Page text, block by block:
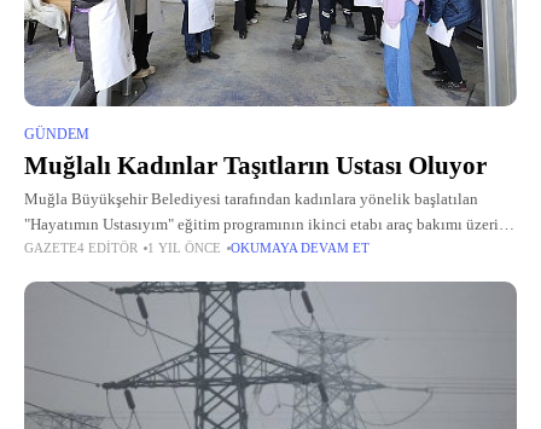
GÜNDEM
Muğlalı Kadınlar Taşıtların Ustası Oluyor
Muğla Büyükşehir Belediyesi tarafından kadınlara yönelik başlatılan
"Hayatımın Ustasıyım" eğitim programının ikinci etabı araç bakımı üzerine
uygulamalı eğitimlerle devam etti.
GAZETE4 EDITÖR 1 YIL ÖNCE OKUMAYA DEVAM ET